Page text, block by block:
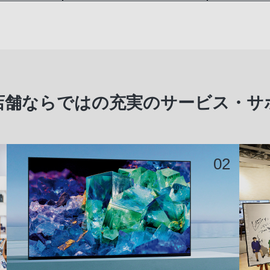
舗ならではの充実のサービス・サ